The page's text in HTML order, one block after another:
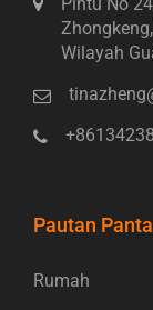
Wilayah
Pautan
Rumah